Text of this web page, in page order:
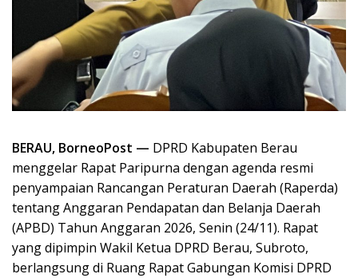
BERAU, BorneoPost — DPRD Kabupaten Berau
menggelar Rapat Paripurna dengan agenda resmi
penyampaian Rancangan Peraturan Daerah (Raperda)
tentang Anggaran Pendapatan dan Belanja Daerah
(APBD) Tahun Anggaran 2026, Senin (24/11). Rapat
yang dipimpin Wakil Ketua DPRD Berau, Subroto,
berlangsung di Ruang Rapat Gabungan Komisi DPRD